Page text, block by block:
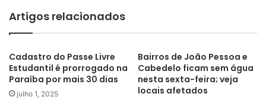
Artigos relacionados
Cadastro do Passe Livre
Estudantil é prorrogado na
Paraíba por mais 30 dias
julho 1, 2025
Bairros de João Pessoa e
Cabedelo ficam sem água
nesta sexta-feira; veja
locais afetados